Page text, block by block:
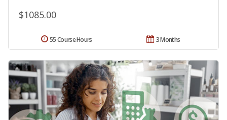
$1085.00
3 Months
55 Course Hours